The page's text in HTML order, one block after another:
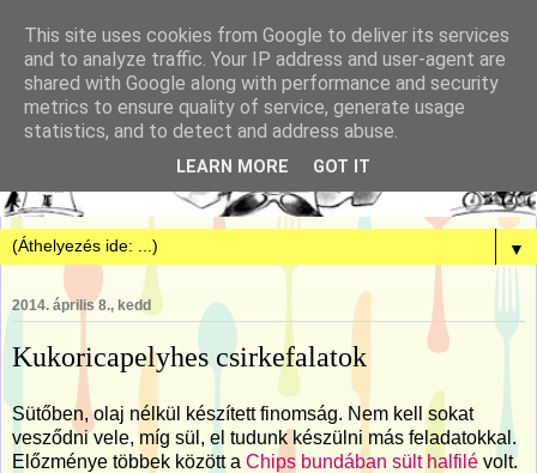
▼
2014. április 8., kedd
Kukoricapelyhes csirkefalatok
Sütőben, olaj nélkül készített finomság. Nem kell sokat
vesződni vele, míg sül, el tudunk készülni más feladatokkal.
Előzménye többek között a Chips bundában sült halfilé volt.
This site uses cookies from Google to deliver its services
and to analyze traffic. Your IP address and user-agent are
shared with Google along with performance and security
metrics to ensure quality of service, generate usage
statistics, and to detect and address abuse.
LEARN MORE GOT IT